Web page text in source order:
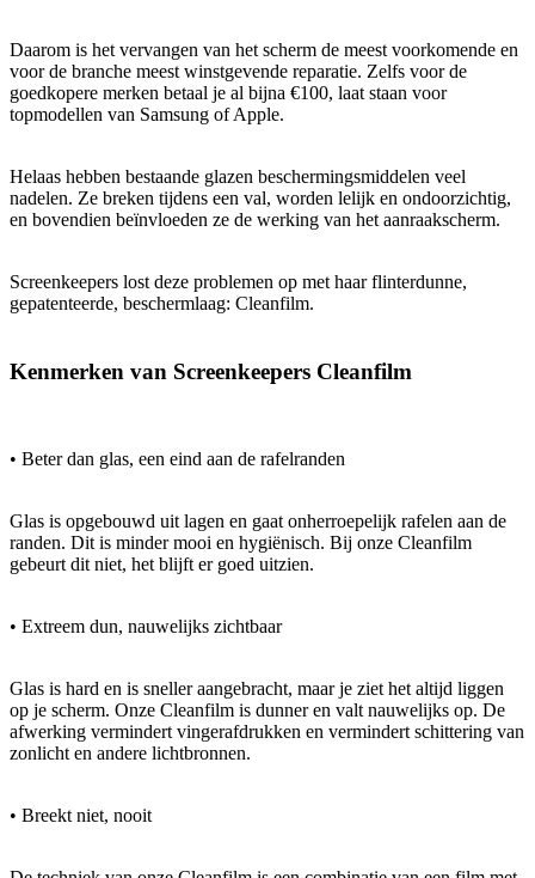
Daarom is het vervangen van het scherm de meest voorkomende en
voor de branche meest winstgevende reparatie. Zelfs voor de
goedkopere merken betaal je al bijna €100, laat staan voor
topmodellen van Samsung of Apple.
Helaas hebben bestaande glazen beschermingsmiddelen veel
nadelen. Ze breken tijdens een val, worden lelijk en ondoorzichtig,
en bovendien beïnvloeden ze de werking van het aanraakscherm.
Screenkeepers lost deze problemen op met haar flinterdunne,
gepatenteerde, beschermlaag: Cleanfilm.
Kenmerken van Screenkeepers Cleanfilm
• Beter dan glas, een eind aan de rafelranden
Glas is opgebouwd uit lagen en gaat onherroepelijk rafelen aan de
randen. Dit is minder mooi en hygiënisch. Bij onze Cleanfilm
gebeurt dit niet, het blijft er goed uitzien.
• Extreem dun, nauwelijks zichtbaar
Glas is hard en is sneller aangebracht, maar je ziet het altijd liggen
op je scherm. Onze Cleanfilm is dunner en valt nauwelijks op. De
afwerking vermindert vingerafdrukken en vermindert schittering van
zonlicht en andere lichtbronnen.
• Breekt niet, nooit